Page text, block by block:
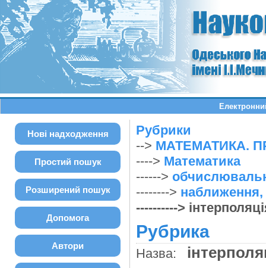
Нові надходження
Простий пошук
Розширений пошук
Допомога
Автори
Рубрики
--> МАТЕМАТИКА.
----> Математика
------>
--------> наближення,
---------->
Рубрика
Назва: